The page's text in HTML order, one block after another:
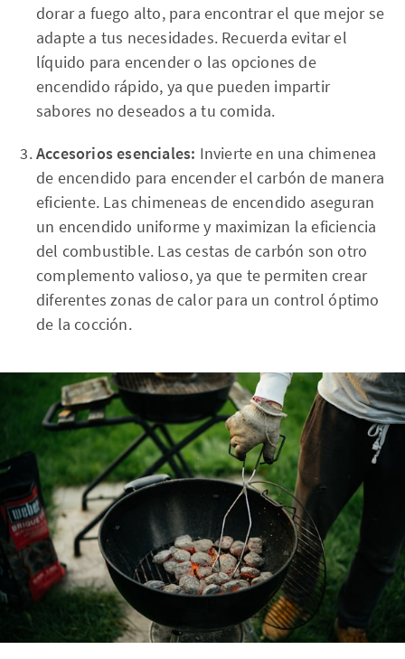
dorar a fuego alto, para encontrar el que mejor se
adapte a tus necesidades. Recuerda evitar el
líquido para encender o las opciones de
encendido rápido, ya que pueden impartir
sabores no deseados a tu comida.
Accesorios esenciales: Invierte en una chimenea
de encendido para encender el carbón de manera
eficiente. Las chimeneas de encendido aseguran
un encendido uniforme y maximizan la eficiencia
del combustible. Las cestas de carbón son otro
complemento valioso, ya que te permiten crear
diferentes zonas de calor para un control óptimo
de la cocción.